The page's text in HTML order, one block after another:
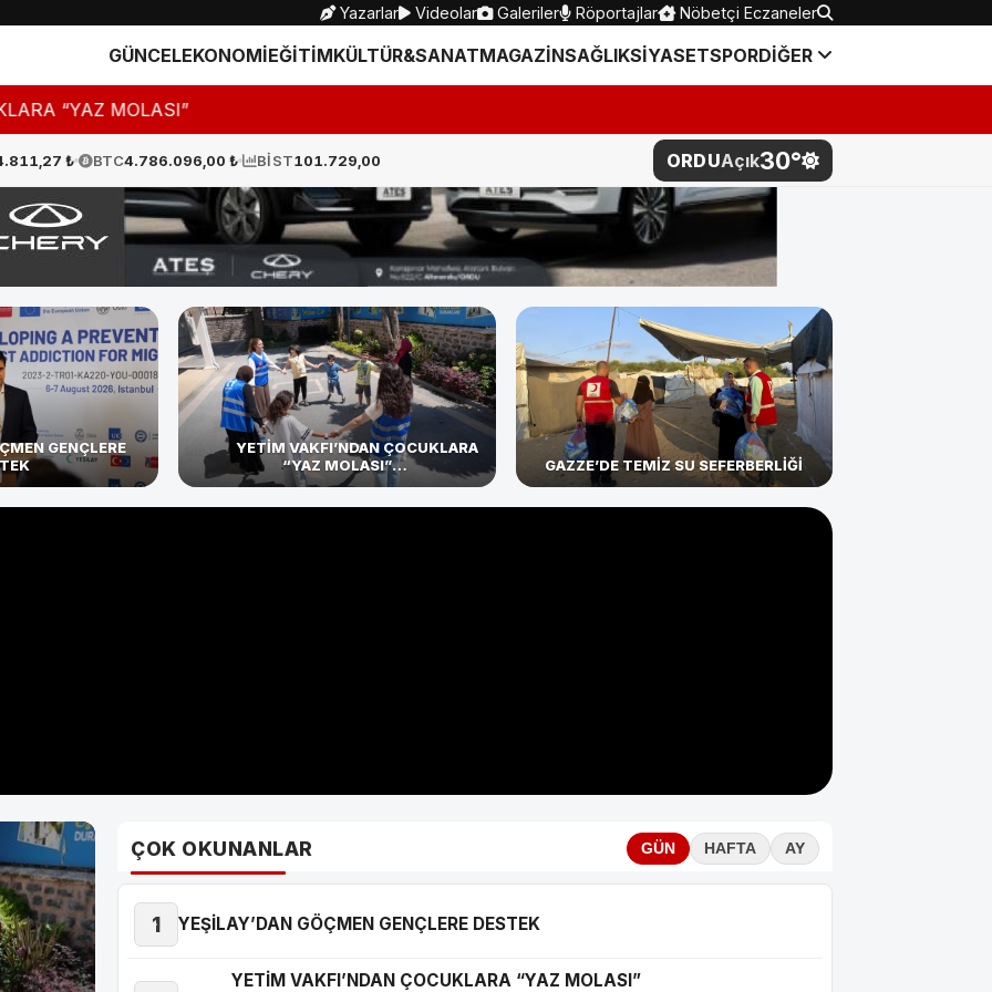
Yazarlar Videolar Galeriler Röportajlar Nöbetçi Eczaneler
GÜNCELEKONOMİEĞİTİMKÜLTÜR&SANATMAGAZİNSAĞLIKSİYASETSPORDİĞER
“YAZ MOLASI” YETİM VAKFI’NDAN
₺ BTC4.786.096,00 ₺ BİST101.729,00 ORDUAçık30°
GENÇLERE
YETİM VAKFI’NDAN ÇOCUKLARA
“YAZ MOLASI”
GAZZE’DE TEMİZ SU SEFERBERLİĞİ
ÇOK OKUNANLAR GÜN HAFTA AY
1 YEŞİLAY’DAN GÖÇMEN GENÇLERE DESTEK
YETİM VAKFI’NDAN ÇOCUKLARA “YAZ MOLASI”